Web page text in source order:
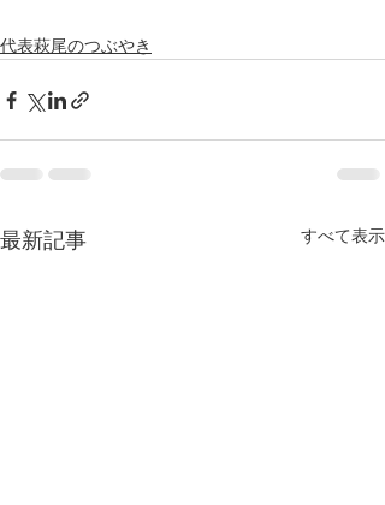
代表萩尾のつぶやき
最新記事 すべて表示